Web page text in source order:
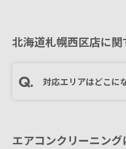
北海道札幌西区店に
対応エリアはどこに
エアコンクリーニン